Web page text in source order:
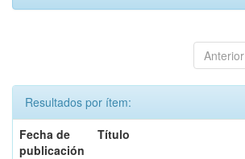
Anterior
Resultados por ítem:
Fecha de
publicación
Título